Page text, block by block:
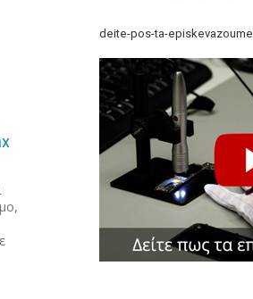
deite-pos-ta-episkevazoume